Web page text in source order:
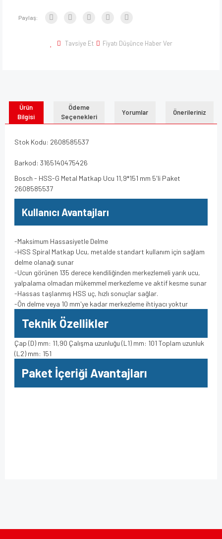
Paylaş:
Tavsiye Et Fiyatı Düşünce Haber Ver
Ürün
Bilgisi
Ödeme
Seçenekleri
Yorumlar Önerileriniz
Stok Kodu: 2608585537
Barkod: 3165140475426
Bosch - HSS-G Metal Matkap Ucu 11,9*151 mm 5'li Paket
2608585537
Kullanıcı Avantajları
-Maksimum Hassasiyetle Delme
-HSS Spiral Matkap Ucu, metalde standart kullanım için sağlam
delme olanağı sunar
-Ucun görünen 135 derece kendiliğinden merkezlemeli yarık ucu,
yalpalama olmadan mükemmel merkezleme ve aktif kesme sunar
-Hassas taşlanmış HSS uç, hızlı sonuçlar sağlar.
-Ön delme veya 10 mm'ye kadar merkezleme ihtiyacı yoktur
Teknik Özellikler
Çap (D) mm: 11,90 Çalışma uzunluğu (L1) mm: 101 Toplam uzunluk
(L2) mm: 151
Paket İçeriği Avantajları